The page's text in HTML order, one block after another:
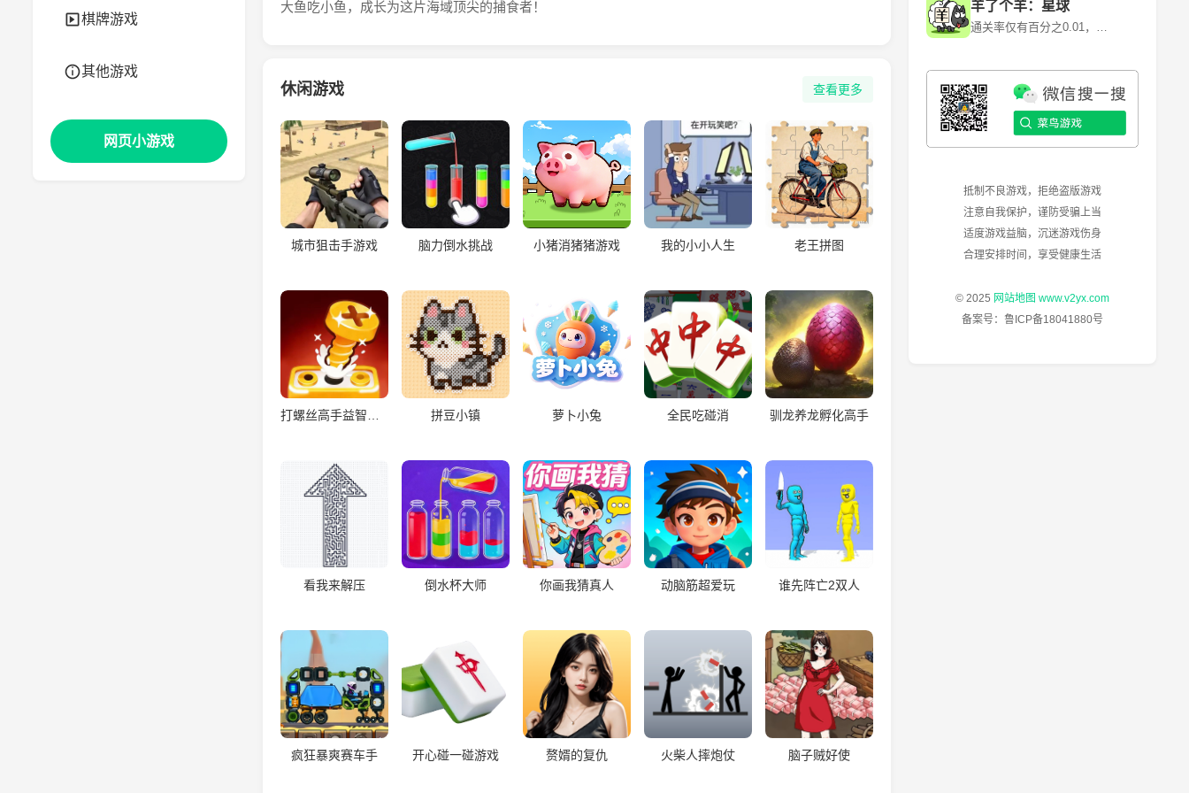
棋牌游戏
其他游戏
网页小游戏
大鱼吃小鱼，成长为这片海域顶尖的捕食者！
休闲游戏 查看更多
城市狙击手游戏 脑力倒水挑战 小猪消猪猪游戏 我的小小人生 老王拼图
拼豆小镇 萝卜小兔 全民吃碰消 驯龙养龙孵化高手
看我来解压 倒水杯大师 你画我猜真人 动脑筋超爱玩 谁先阵亡2双人
疯狂暴爽赛车手 开心碰一碰游戏 赘婿的复仇 火柴人摔炮仗 脑子贼好使
羊了个羊：星球
通关率仅有百分之0.01，快来挑战！~ 《羊了个羊》是一款卡通背景消除闯关游戏，游戏利用各种道具和提示来消除每一个关卡当中的障碍和陷阱。 《羊了个羊》是由北京简游科技有限公司开发的一款休闲益智类微信小程序游戏，于2022年6月13日正式上线。其核心玩法是通过消除关卡中的障碍和陷阱来通关，但第二关的难度极高，通关率仅为0.1%左右。
抵制不良游戏，拒绝盗版游戏
注意自我保护，谨防受骗上当
适度游戏益脑，沉迷游戏伤身
合理安排时间，享受健康生活
© 2025 网站地图 www.v2yx.com
备案号： 鲁ICP备18041880号